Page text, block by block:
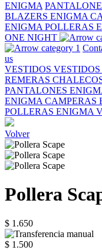
ENIGMA
BLAZERS ENIGMA
ENIGMA POLLERAS
ONE NIGHT
us
VESTIDOS
REMERAS
PANTALONES
ENIGMA CAMPERAS
POLLERAS ENIGMA
Volver
Pollera
$ 1.650
$ 1.500